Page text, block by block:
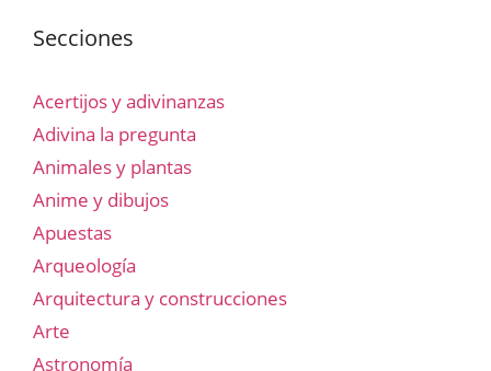
Secciones
Acertijos y adivinanzas
Adivina la pregunta
Animales y plantas
Anime y dibujos
Apuestas
Arqueología
Arquitectura y construcciones
Arte
Astronomía